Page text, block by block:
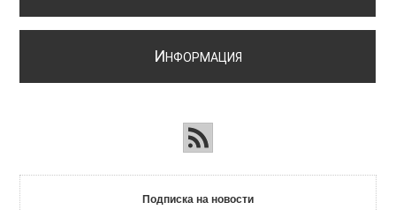
ИНФОРМАЦИЯ
Подписка на новости